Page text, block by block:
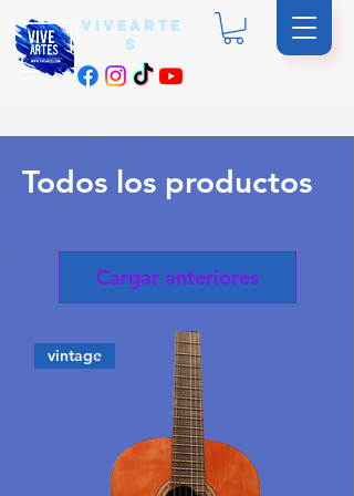
vivearte
s
Todos los productos
Cargar anteriores
vintage